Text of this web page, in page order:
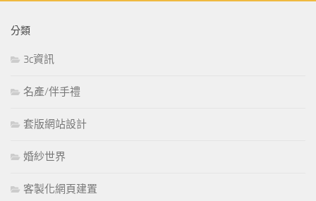
分類
3c資訊
名產/伴手禮
套版網站設計
婚紗世界
客製化網頁建置